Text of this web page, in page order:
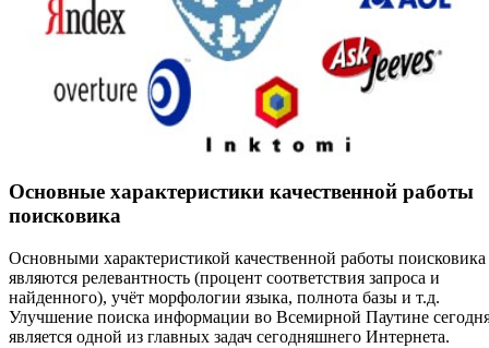
Основные характеристики качественной работы
поисковика
Основными характеристикой качественной работы поисковика
являются релевантность (процент соответствия запроса и
найденного), учёт морфологии языка, полнота базы и т.д.
Улучшение поиска информации во Всемирной Паутине
является одной из главных задач сегодняшнего Интернета.